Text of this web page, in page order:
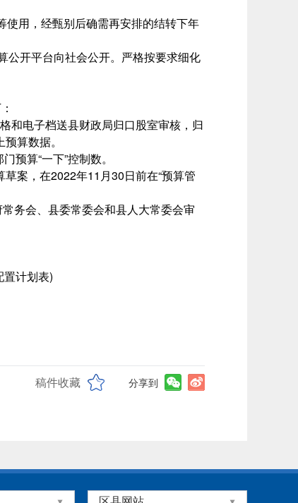
使用，经甄别后确需再安排的结转下年
公开平台向社会公开。严格按要求细化
和电子档送县财政局归口股室审核，归
算数据。
预算“一下”控制数。
案，在2022年11月30日前在“预算管
务会、县委常委会和县人大常委会审
计划表)
稿件收藏 分享到